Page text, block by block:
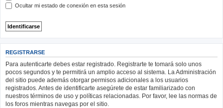
Ocultar mi estado de conexión en esta sesión
REGISTRARSE
Para autenticarte debes estar registrado. Registrarte te tomará solo unos
pocos segundos y te permitirá un amplio acceso al sistema. La Administración
del sitio puede además otorgar permisos adicionales a los usuarios
registrados. Antes de identificarte asegúrete de estar familiarizado con
nuestros términos de uso y políticas relacionadas. Por favor, lee las normas de
los foros mientras navegas por el sitio.